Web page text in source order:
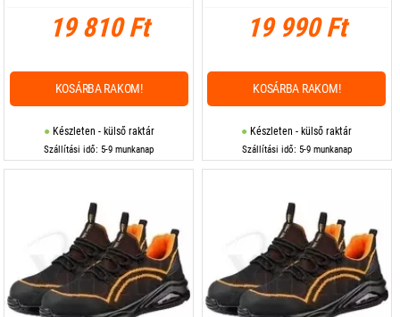
19 810 Ft
Készleten - külső raktár
Szállítási idő: 5-9 munkanap
KOSÁRBA RAKOM!
19 990 Ft
Készleten - külső raktár
Szállítási idő: 5-9 munkanap
KOSÁRBA RAKOM!